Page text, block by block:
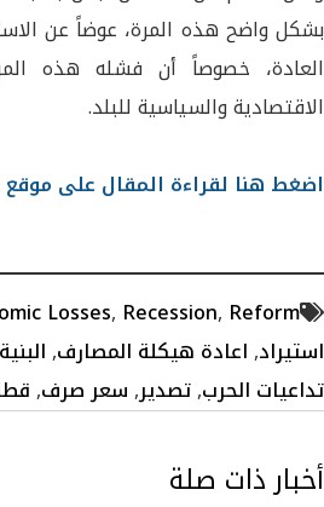
بشكل واضح هذه المرة، عوضاً عن
العادة، خصوصاً أن فشله هذه
الاقتصادية والسياسية للبلد.
اضغط هنا لقراءة المقال على
Losses, Recession, Reform
استيراد,اعادة هيكلة المصارف,
تداعيات الحرب,تصدير,سعر صرف,
أخبار ذات صلة